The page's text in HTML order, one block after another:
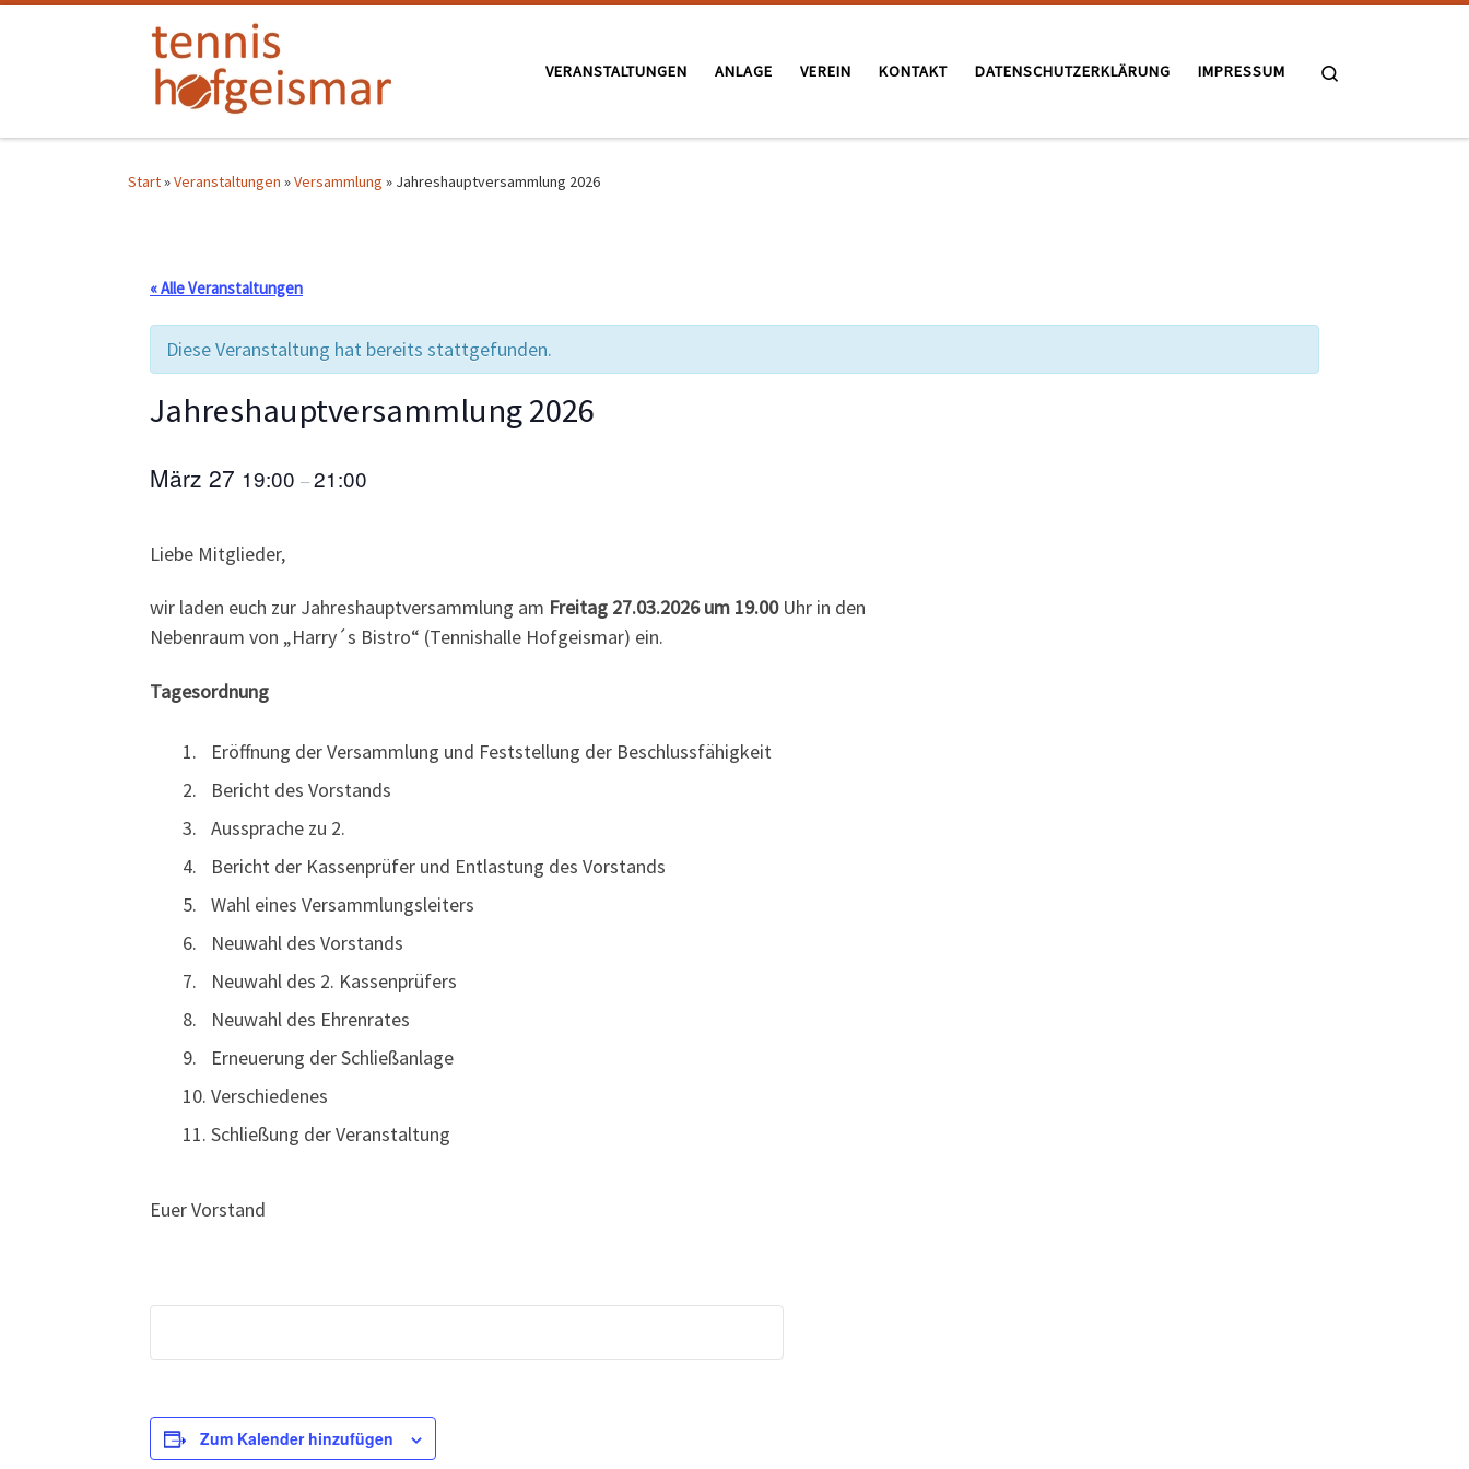
Zum Inhalt springen
VERANSTALTUNGEN ANLAGE VEREIN KONTAKT DATENSCHUTZERKLÄRUNG IMPRESSUM
Start»Veranstaltungen »Versammlung » Jahreshauptversammlung 2026
« Alle Veranstaltungen
Diese Veranstaltung hat bereits stattgefunden.
Jahreshauptversammlung 2026
März 27 19:00 –21:00
Liebe Mitglieder,
wir laden euch zur Jahreshauptversammlung am Freitag 27.03.2026 um 19.00 Uhr in den
Nebenraum von „Harry´s Bistro“ (Tennishalle Hofgeismar) ein.
Tagesordnung
Eröffnung der Versammlung und Feststellung der Beschlussfähigkeit
Bericht des Vorstands
Aussprache zu 2.
Bericht der Kassenprüfer und Entlastung des Vorstands
Wahl eines Versammlungsleiters
Neuwahl des Vorstands
Neuwahl des 2. Kassenprüfers
Neuwahl des Ehrenrates
Erneuerung der Schließanlage
Verschiedenes
Schließung der Veranstaltung
Euer Vorstand
Zum Kalender hinzufügen